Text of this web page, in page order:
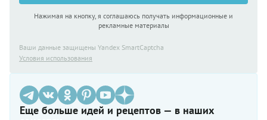
Нажимая на кнопку, я соглашаюсь получать информационные и
рекламные материалы
Ваши данные защищены Yandex SmartCaptcha
Условия использования
Еще больше идей и рецептов — в наших